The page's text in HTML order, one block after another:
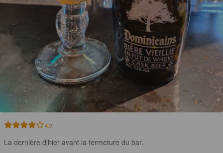
4.0
La dernière d'hier avant la fermeture du bar.